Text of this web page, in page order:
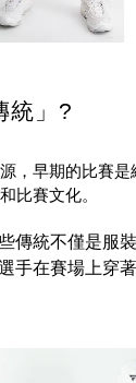
統」?
，早期的比賽
比賽文化。
傳統不僅是服
手在賽場上穿